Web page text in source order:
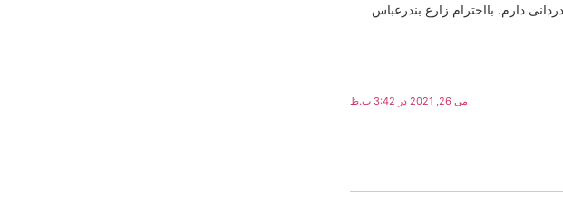
دارم. بااحترام زارع بندرعباس
می 26, 2021 در 3:42 ب.ظ